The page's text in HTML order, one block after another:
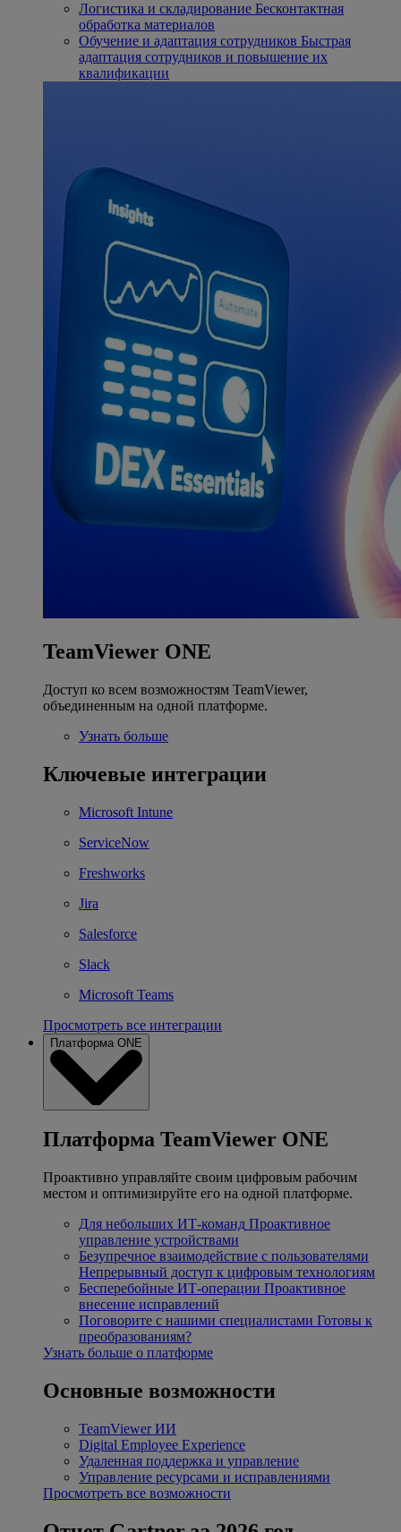
Логистика и складирование Бесконтактная
обработка материалов
Обучение и адаптация сотрудников Быстрая
адаптация сотрудников и повышение их
квалификации
TeamViewer ONE
Доступ ко всем возможностям TeamViewer,
объединенным на одной платформе.
Узнать больше
Ключевые интеграции
Microsoft Intune
ServiceNow
Freshworks
Jira
Salesforce
Slack
Microsoft Teams
Просмотреть все интеграции
Платформа ONE
Платформа TeamViewer ONE
Проактивно управляйте своим цифровым рабочим
местом и оптимизируйте его на одной платформе.
Для небольших ИТ-команд Проактивное
управление устройствами
Безупречное взаимодействие с пользователями
Непрерывный доступ к цифровым технологиям
Бесперебойные ИТ-операции Проактивное
внесение исправлений
Поговорите с нашими специалистами Готовы к
преобразованиям?
Узнать больше о платформе
Основные возможности
TeamViewer ИИ
Digital Employee Experience
Удаленная поддержка и управление
Управление ресурсами и исправлениями
Просмотреть все возможности